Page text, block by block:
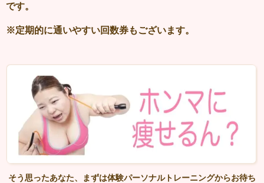
です。
※定期的に通いやすい回数券もございます。
そう思ったあなた、まずは体験パーソナルトレーニングからお待ち